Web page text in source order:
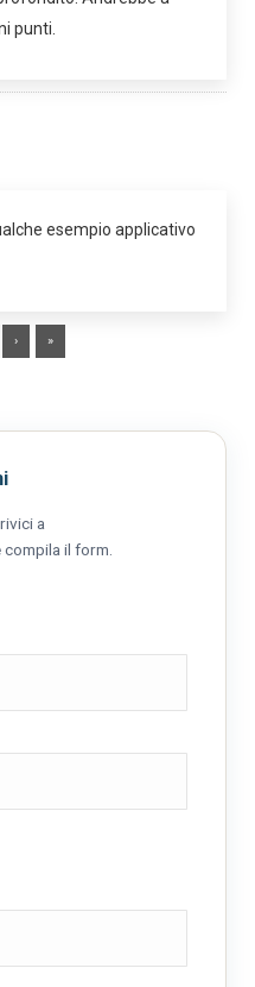
punti.
esempio applicativo
› »
a
il form.